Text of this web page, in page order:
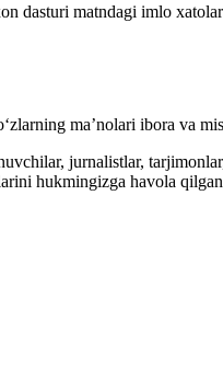
dasturi matndagi imlo
ma’nolari ibora va
jurnalistlar,
hukmingizga havola